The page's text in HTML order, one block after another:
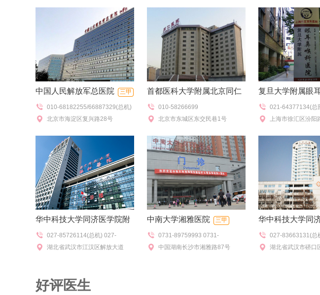
中国人民解放军总医院 三甲
010-68182255/66887329(总机)
010-66939344(语音门诊查询)
北京市海淀区复兴路28号
首都医科大学附属北京同仁
医院010-58266699
北京市东城区东交民巷1号
复旦大学附属眼
院 021-64377134(总
64377134-137(门
64376425(宝庆路
58835588(浦东
上海市徐汇区汾阳
华中科技大学同济医学院附
属协和医院 三甲
027-85726114(总机) 027-
85726754(咨询)
湖北省武汉市江汉区解放大道
中南大学湘雅医院 三甲
0731-89759993 0731-
84327100(门诊办公室),0731-
中国湖南长沙市湘雅路87号
华中科技大学同
属同济医院 三甲
027-83663131(总
83663298(咨询台)
湖北省武汉市硚口
好评医生